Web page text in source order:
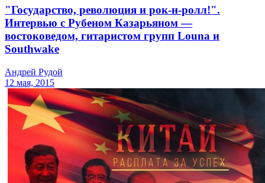
"Государство, революция и рок-н-ролл!".
Интервью с Рубеном Казарьяном —
востоковедом, гитаристом групп Louna и
Southwake
Андрей Рудой
12 мая, 2015